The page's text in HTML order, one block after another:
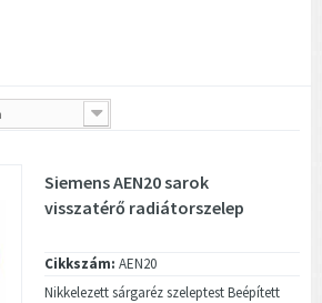
Siemens AEN20 sarok
visszatérő radiátorszelep
Cikkszám: AEN20
Nikkelezett sárgaréz szeleptest Beépített